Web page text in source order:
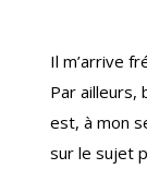
Il m’arrive
Par ailleurs,
est, à mon
sur le sujet